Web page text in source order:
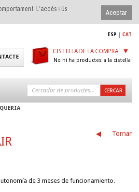
L'accés i ús
ESP CAT
CISTELLA DE LA COMPRA
No hi ha productes a la cistella
Tornar
de 3 meses de funcionamiento.